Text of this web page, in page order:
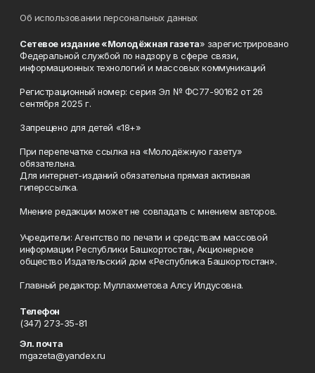
Об использовании персональных данных
Сетевое издание «Молодёжная газета» зарегистрировано
Федеральной службой по надзору в сфере связи,
информационных технологий и массовых коммуникаций
Регистрационный номер: серия Эл № ФС77-90162 от 26
сентября 2025 г.
Запрещено для детей «18+»
При перепечатке ссылка на «Молодёжную газету»
обязательна.
Для интернет-изданий обязательна прямая активная
гиперссылка.
Мнение редакции может не совпадать с мнением авторов.
Учредители: Агентство по печати и средствам массовой
информации Республики Башкортостан, Акционерное
общество Издательский дом «Республика Башкортостан».
Главный редактор: Муллахметова Алсу Илдусовна.
Телефон
(347) 273-35-81
Эл. почта
mgazeta@yandex.ru